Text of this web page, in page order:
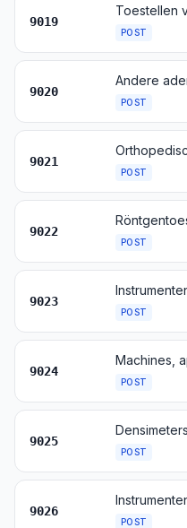
9019
POST
9020
POST
9021
POST
9022
POST
9023
POST
9024
POST
9025
POST
9026
POST